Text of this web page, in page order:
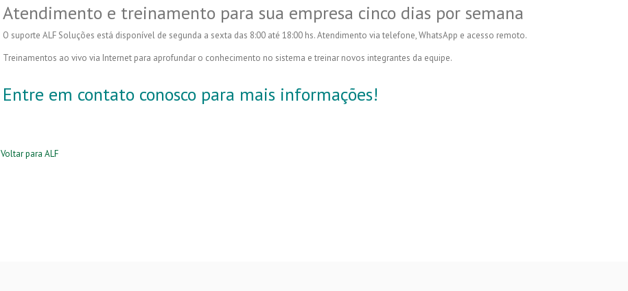
Atendimento e treinamento para sua empresa cinco dias por semana
O suporte ALF Soluções está disponível de segunda a sexta das 8:00 até 18:00 hs. Atendimento via telefone, WhatsApp e acesso remoto.
Treinamentos ao vivo via Internet para aprofundar o conhecimento no sistema e treinar novos integrantes da equipe.
Entre em contato conosco para mais informações!
Voltar para ALF